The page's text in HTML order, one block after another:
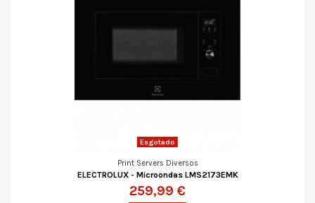
Esgotado
Print Servers Diversos
ELECTROLUX - Microondas LMS2173EMK
259,99 €